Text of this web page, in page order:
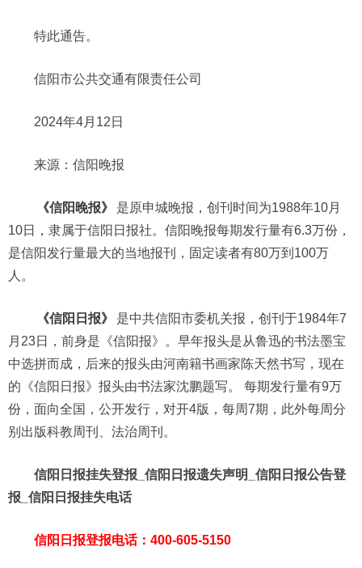
特此通告。
信阳市公共交通有限责任公司
2024年4月12日
来源：信阳晚报
《信阳晚报》
是原申城晚报，创刊时间为1988年10月
10日，隶属于信阳日报社。信阳晚报每期发行量有6.3万份，
是信阳发行量最大的当地报刊，固定读者有80万到100万
人。
《信阳日报》
是中共信阳市委机关报，创刊于1984年7
月23日，前身是《信阳报》。早年报头是从鲁迅的书法墨宝
中选拼而成，后来的报头由河南籍书画家陈天然书写，现在
的《信阳日报》报头由书法家沈鹏题写。
每期发行量有9万
份，面向全国，公开发行，对开4版，每周7期，此外每周分
别出版科教周刊、法治周刊。
信阳日报挂失登报_信阳日报遗失声明_信阳日报公告登
报_信阳日报挂失电话
信阳日报登报电话：400-605-5150